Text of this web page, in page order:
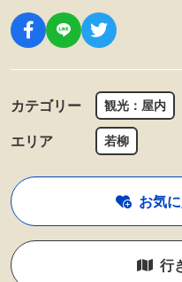
カテゴリー 観光：屋内
エリア 若柳
お気
行